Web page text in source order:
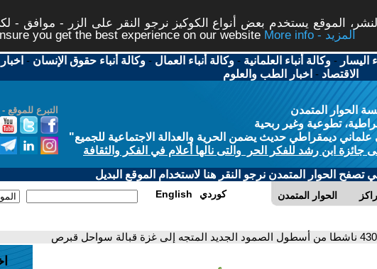
الموقع يستخدم بعض أنواع الكوكيز نرجو النقر على الزر - موافق -
you get the best experience on our website
More info - المزيد
اليسار -وكالة أنباء العلمانية -وكالة أنباء العمال -وكالة أنباء حقوق الإنسان -
الاقتصاد - اخبار الطب والعلوم
التبرع للموقع
الحوار المتمدن
تطوعية وغير ربحية
ديمقراطي حديث يضمن الحرية والعدالة الاجتماعية للجميع"
جائزة ابن رشد للفكر الحر والتى نالها أعلام في الفكر والثقافة
تصفح الحوار المتمدن نرجو النقر هنا لاستخدام الموقع البديل
الحوار المتمدن English كوردي